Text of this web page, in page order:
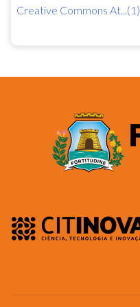
Creative Commons At...(1)